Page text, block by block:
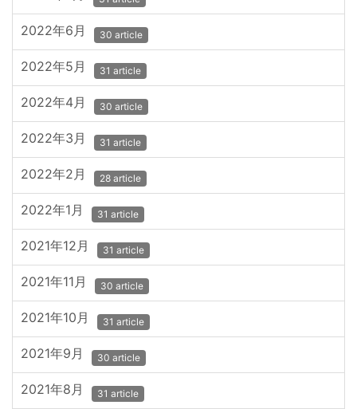
2022年6月 30 article
2022年5月 31 article
2022年4月 30 article
2022年3月 31 article
2022年2月 28 article
2022年1月 31 article
2021年12月 31 article
2021年11月 30 article
2021年10月 31 article
2021年9月 30 article
2021年8月 31 article